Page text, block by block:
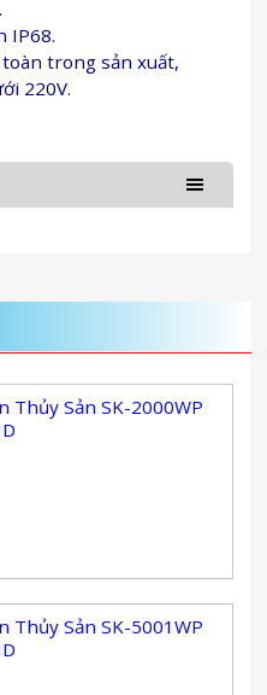
IP68.
trong sản xuất,
220V.
Thủy Sản SK-2000WP
Thủy Sản SK-5001WP